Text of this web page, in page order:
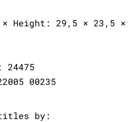
× Height: 29,5 × 23,5 ×
24475
00235
by: